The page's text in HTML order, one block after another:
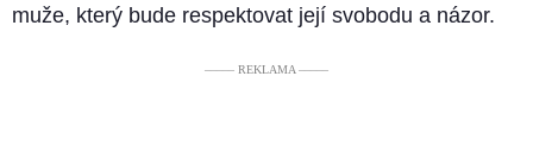
muže, který bude respektovat její svobodu a názor.
––––– REKLAMA –––––